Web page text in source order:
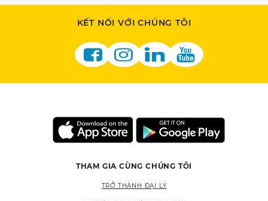
KẾT NỐI VỚI CHÚNG TÔI
THAM GIA CÙNG CHÚNG TÔI
TRỞ THÀNH ĐẠI LÝ